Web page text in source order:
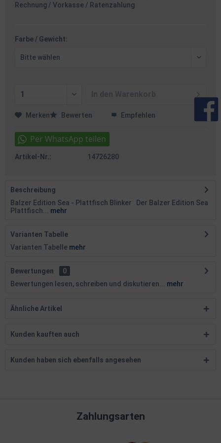
Rechnung / Vorkasse / Ratenzahlung
Farbe / Gewicht:
Merken Bewerten Empfehlen
Artikel-Nr.: 14726280
Beschreibung
Balzer Edition Sea - Plattfisch Blinker Der Balzer Edition Sea
Plattfisch...
mehr
Varianten Tabelle
Varianten Tabelle mehr
Bewertungen
0
Bewertungen lesen, schreiben und diskutieren...
mehr
Ähnliche Artikel
Kunden kauften auch
Kunden haben sich ebenfalls angesehen
Zahlungsarten